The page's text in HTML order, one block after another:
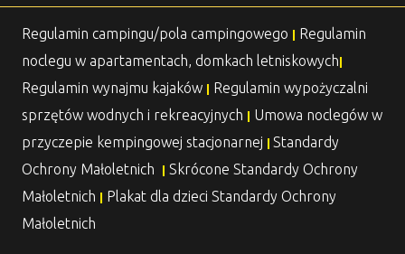
Regulamin campingu/pola campingowego
Regulamin
noclegu w apartamentach, domkach letniskowych
Regulamin wynajmu kajaków
Regulamin wypożyczalni
sprzętów wodnych i rekreacyjnych
Umowa noclegów w
przyczepie kempingowej stacjonarnej
Standardy
Ochrony Małoletnich
Skrócone Standardy Ochrony
Małoletnich
Plakat dla dzieci Standardy Ochrony
Małoletnich